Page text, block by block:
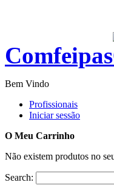
Comfeipas
Bem Vindo
Profissionais
Iniciar sessão
O Meu Carrinho
Não existem produtos no
Search: